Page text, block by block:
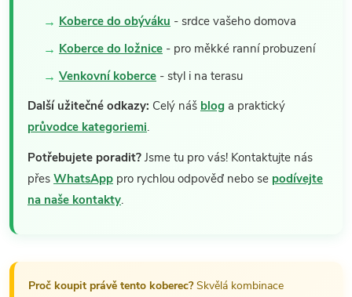
Koberce do obýváku - srdce vašeho domova
Koberce do ložnice - pro měkké ranní probuzení
Venkovní koberce - styl i na terasu
Další užitečné odkazy: Celý náš blog a praktický
průvodce kategoriemi.
Potřebujete poradit? Jsme tu pro vás! Kontaktujte nás
přes WhatsApp pro rychlou odpověď nebo se podívejte
na naše kontakty.
Proč koupit právě tento koberec?Skvělá kombinace